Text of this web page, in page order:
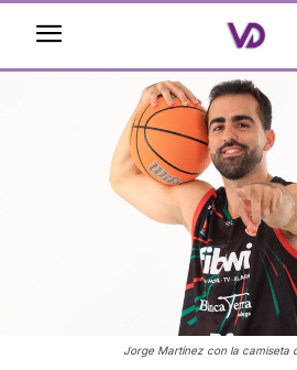
Jorge Martínez con la camiseta